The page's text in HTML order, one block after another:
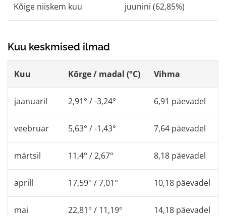
Kõige niiskem kuu juunini (62,85%)
Kuu keskmised ilmad
Kuu Kõrge / madal (°C) Vihma
jaanuaril 2,91° / -3,24° 6,91 päevadel
veebruar 5,63° / -1,43° 7,64 päevadel
märtsil 11,4° / 2,67° 8,18 päevadel
aprill 17,59° / 7,01° 10,18 päevadel
mai 22,81° / 11,19° 14,18 päevadel